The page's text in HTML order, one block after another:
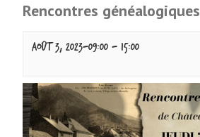
Rencontres généalogiques
août 3, 2023-09:00 - 15:00